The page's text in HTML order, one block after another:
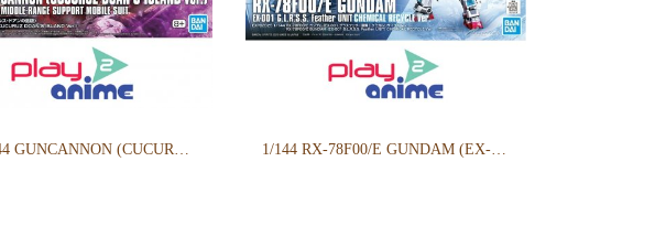
HG 1/144 GUNCANNON (CUCURUZ DOAN’S ISLAND VER.) 1/144 RX-78F00/E GUNDAM (EX-001 G.L.R.S.S. Feather UNIT) CHEMICAL RECYCLE Ver.